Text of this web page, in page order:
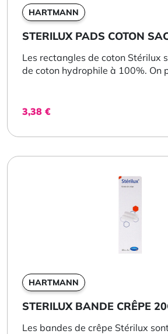
HARTMANN
STERILUX PADS COTON
Les rectangles de coton Stérilux
de coton hydrophile à 100%. On
3,38 €
HARTMANN
STERILUX BANDE CRÊPE
Les bandes de crêpe Stérilux